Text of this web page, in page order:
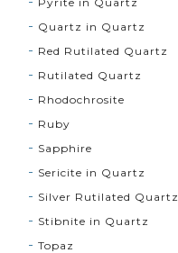
Quartz in Quartz
Red Rutilated Quartz
Rutilated Quartz
Rhodochrosite
Ruby
Sapphire
Sericite in Quartz
Silver Rutilated Quartz
Stibnite in Quartz
Topaz